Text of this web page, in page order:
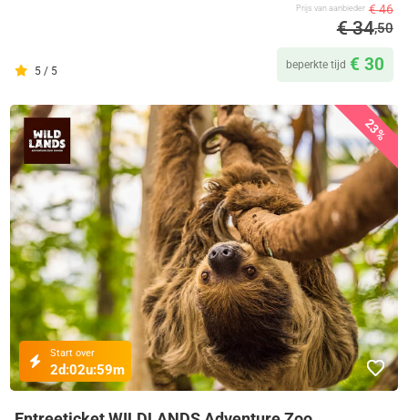
5 / 5
Prijs van aanbieder € 46
€ 34,50
beperkte tijd € 30
23%
Start over
2d:02u:59m